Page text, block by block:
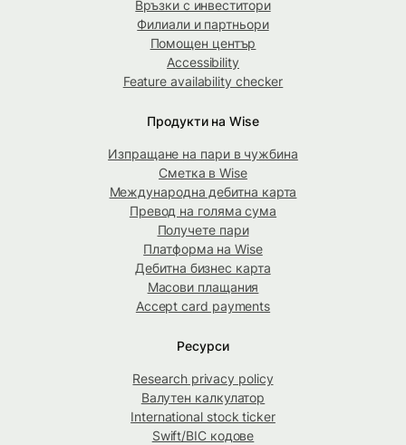
Връзки с инвеститори
Филиали и партньори
Помощен център
Accessibility
Feature availability checker
Продукти на Wise
Изпращане на пари в чужбина
Сметка в Wise
Международна дебитна карта
Превод на голяма сума
Получете пари
Платформа на Wise
Дебитна бизнес карта
Масови плащания
Accept card payments
Ресурси
Research privacy policy
Валутен калкулатор
International stock ticker
Swift/BIC кодове